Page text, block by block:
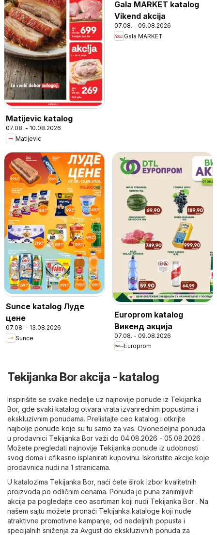
Matijevic katalog
07.08. - 10.08.2026
Matijevic
Gala MARKET katalog
Vikend akcija
07.08. - 09.08.2026
Gala MARKET
Sunce katalog Луде
цене
07.08. - 13.08.2026
Sunce
Europrom katalog
Викенд акција
07.08. - 09.08.2026
Europrom
Tekijanka Bor akcija - katalog
Inspirišite se svake nedelje uz najnovije ponude iz Tekijanka
Bor, gde svaki katalog otvara vrata izvanrednim popustima i
ekskluzivnim ponudama. Prelistajte ceo katalog i otkrijte
najbolje ponude koje su tu samo za vas. Ovonedeljna ponuda
u prodavnici Tekijanka Bor važi do 04.08.2026 - 05.08.2026 .
Možete pregledati najnovije Tekijanka ponude iz udobnosti
svog doma i efikasno isplanirati kupovinu. Iskoristite akcije koje
prodavnica nudi na 1 stranicama.
U katalozima Tekijanka Bor, naći ćete širok izbor kvalitetnih
proizvoda po odličnim cenama. Ponuda je puna zanimljivih
akcija pa pogledajte ceo asortiman koji nudi Tekijanka Bor . Na
našem sajtu možete pronaći Tekijanka kataloge koji nude
atraktivne promotivne kampanje, od nedeljnih popusta i
specijalnih sniženja za Avgust do ekskluzivnih ponuda za